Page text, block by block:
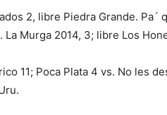
2, libre Piedra Grande. Pa´
Murga 2014, 3; libre Los
11; Poca Plata 4 vs. No les